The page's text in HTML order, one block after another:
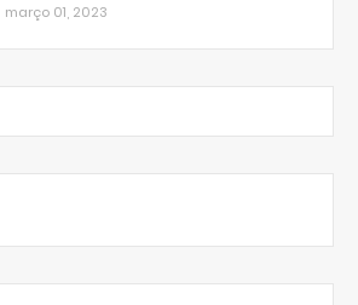
março 01, 2023